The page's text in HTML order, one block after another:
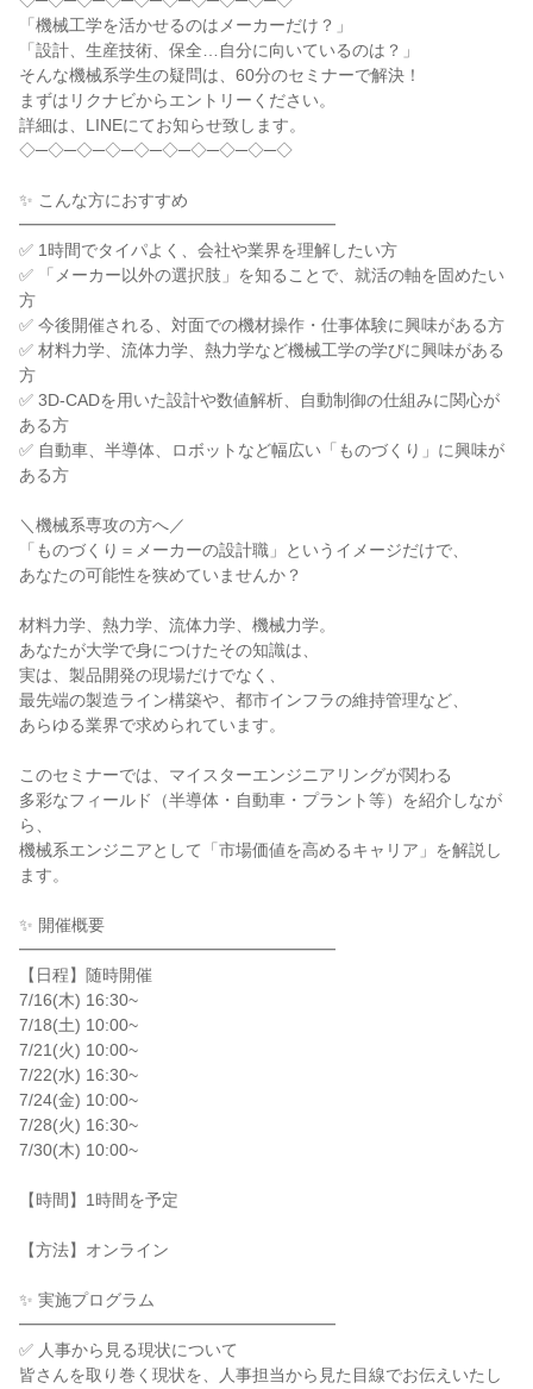
「機械工学を活かせるのはメーカーだけ？」
「設計、生産技術、保全…自分に向いているのは？」
そんな機械系学生の疑問は、60分のセミナーで解決！
まずはリクナビからエントリーください。
詳細は、LINEにてお知らせ致します。
◇─◇─◇─◇─◇─◇─◇─◇─◇─◇
✨ こんな方におすすめ
━━━━━━━━━━━━━━━━━━━
✅ 1時間でタイパよく、会社や業界を理解したい方
✅ 「メーカー以外の選択肢」を知ることで、就活の軸を固めたい
方
✅ 今後開催される、対面での機材操作・仕事体験に興味がある方
✅ 材料力学、流体力学、熱力学など機械工学の学びに興味がある
方
✅ 3D-CADを用いた設計や数値解析、自動制御の仕組みに関心が
ある方
✅ 自動車、半導体、ロボットなど幅広い「ものづくり」に興味が
ある方
＼機械系専攻の方へ／
「ものづくり＝メーカーの設計職」というイメージだけで、
あなたの可能性を狭めていませんか？
材料力学、熱力学、流体力学、機械力学。
あなたが大学で身につけたその知識は、
実は、製品開発の現場だけでなく、
最先端の製造ライン構築や、都市インフラの維持管理など、
あらゆる業界で求められています。
このセミナーでは、マイスターエンジニアリングが関わる
多彩なフィールド（半導体・自動車・プラント等）を紹介しなが
ら、
機械系エンジニアとして「市場価値を高めるキャリア」を解説し
ます。
✨ 開催概要
━━━━━━━━━━━━━━━━━━━
【日程】随時開催
7/16(木) 16:30~
7/18(土) 10:00~
7/21(火) 10:00~
7/22(水) 16:30~
7/24(金) 10:00~
7/28(火) 16:30~
7/30(木) 10:00~
【時間】1時間を予定
【方法】オンライン
✨ 実施プログラム
━━━━━━━━━━━━━━━━━━━
✅ 人事から見る現状について
皆さんを取り巻く現状を、人事担当から見た目線でお伝えいたし